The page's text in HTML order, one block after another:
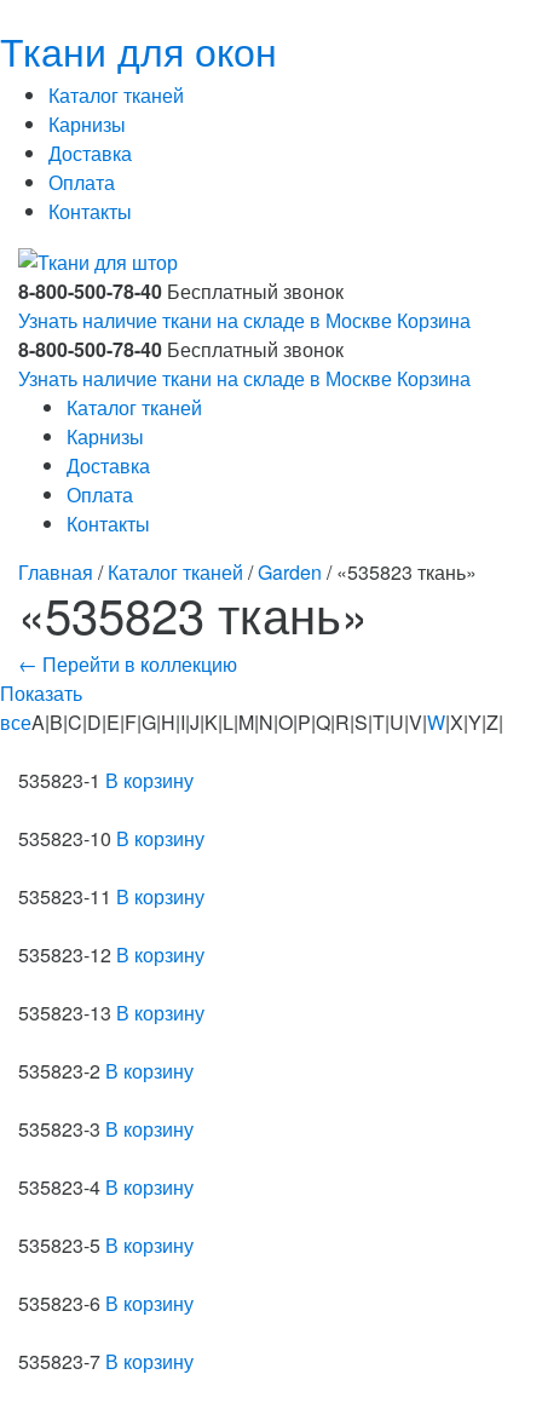
Ткани для окон
Каталог тканей
Карнизы
Доставка
Оплата
Контакты
8-800-500-78-40 Бесплатный звонок
Узнать наличие ткани на складе в Москве Корзина
8-800-500-78-40 Бесплатный звонок
Узнать наличие ткани на складе в Москве Корзина
Каталог тканей
Карнизы
Доставка
Оплата
Контакты
Главная /Каталог тканей /Garden / «535823 ткань»
«535823 ткань»
← Перейти в коллекцию
Показать
всеA|B|C|D|E|F|G|H|I|J|K|L|M|N|O|P|Q|R|S|T|U|V|W|X|Y|Z|
535823-1 В корзину
535823-10 В корзину
535823-11 В корзину
535823-12 В корзину
535823-13 В корзину
535823-2 В корзину
535823-3 В корзину
535823-4 В корзину
535823-5 В корзину
535823-6 В корзину
535823-7 В корзину